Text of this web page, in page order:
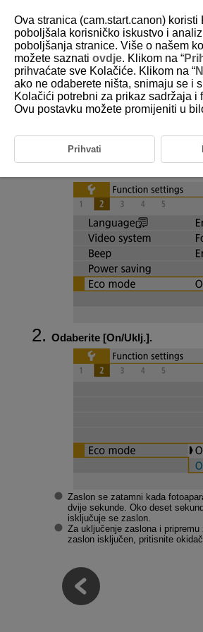
D101-180
Eko način rada
Odaberite [On/Uklj.].
Zaslon se zatamni kada
dvije sekunde. Oko deset
isključuje se zaslon.
Za uključenje zaslona i
zaslon isključen, pritisnite
Ova stranica (cam.start.canon) koristi
poboljšala korisničko iskustvo i
poboljšanja stranice. Više o našem
možete saznati ovdje. Klikom na “
prihvaćate sve Kolačiće. Klikom na “
ako ne odaberete ništa, snimaju se i
Kolačići potrebni za prikaz sadržaja i
Ovu postavku možete promijeniti u
Prihvati